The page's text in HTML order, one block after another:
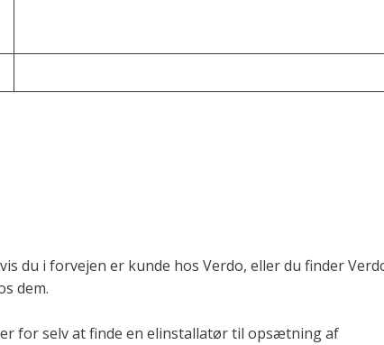
du i forvejen er kunde hos Verdo, eller du finder
dem.
for selv at finde en elinstallatør til opsætning af